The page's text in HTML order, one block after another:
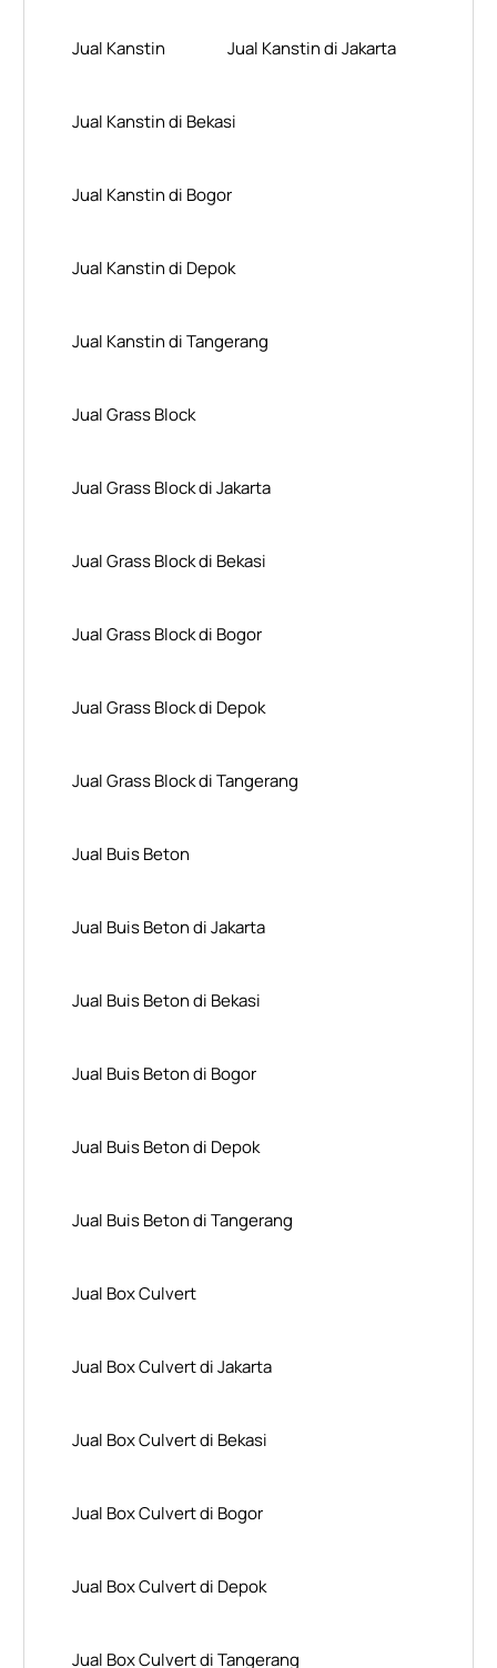
Jual Kanstin Jual Kanstin di Jakarta
Jual Kanstin di Bekasi
Jual Kanstin di Bogor
Jual Kanstin di Depok
Jual Kanstin di Tangerang
Jual Grass Block
Jual Grass Block di Jakarta
Jual Grass Block di Bekasi
Jual Grass Block di Bogor
Jual Grass Block di Depok
Jual Grass Block di Tangerang
Jual Buis Beton
Jual Buis Beton di Jakarta
Jual Buis Beton di Bekasi
Jual Buis Beton di Bogor
Jual Buis Beton di Depok
Jual Buis Beton di Tangerang
Jual Box Culvert
Jual Box Culvert di Jakarta
Jual Box Culvert di Bekasi
Jual Box Culvert di Bogor
Jual Box Culvert di Depok
Jual Box Culvert di Tangerang